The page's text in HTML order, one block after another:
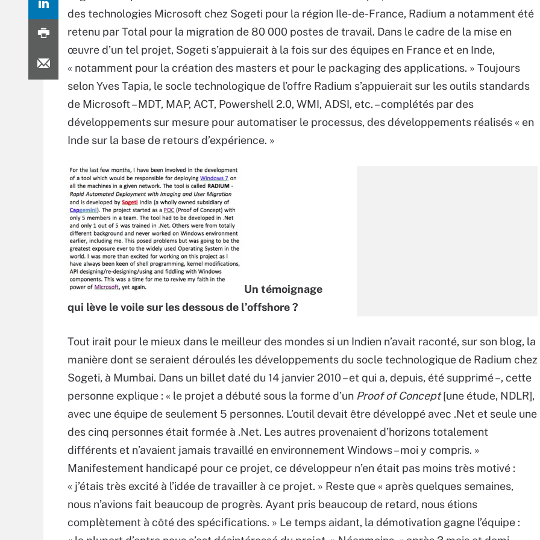
des technologies Microsoft chez Sogeti pour la région Ile-de-France, Radium a notamment été
retenu par Total pour la migration de 80 000 postes de travail. Dans le cadre de la mise en
œuvre d’un tel projet, Sogeti s’appuierait à la fois sur des équipes en France et en Inde,
« notamment pour la création des masters et pour le packaging des applications. » Toujours
selon Yves Tapia, le socle technologique de l’offre Radium s’appuierait sur les outils standards
de Microsoft – MDT, MAP, ACT, Powershell 2.0, WMI, ADSI, etc. – complétés par des
développements sur mesure pour automatiser le processus, des développements réalisés « en
Inde sur la base de retours d’expérience. »
Un témoignage
qui lève le voile sur les dessous de l’offshore ?
Tout irait pour le mieux dans le meilleur des mondes si un Indien n’avait raconté, sur son blog, la
manière dont se seraient déroulés les développements du socle technologique de Radium chez
Sogeti, à Mumbai. Dans un billet daté du 14 janvier 2010 – et qui a, depuis, été supprimé –, cette
personne explique : « le projet a débuté sous la forme d’un Proof of Concept[une étude, NDLR],
avec une équipe de seulement 5 personnes. L’outil devait être développé avec .Net et seule une
des cinq personnes était formée à .Net. Les autres provenaient d’horizons totalement
différents et n’avaient jamais travaillé en environnement Windows – moi y compris. »
Manifestement handicapé pour ce projet, ce développeur n’en était pas moins très motivé :
« j’étais très excité à l’idée de travailler à ce projet. » Reste que « après quelques semaines,
nous n’avions fait beaucoup de progrès. Ayant pris beaucoup de retard, nous étions
complètement à côté des spécifications. » Le temps aidant, la démotivation gagne l’équipe :